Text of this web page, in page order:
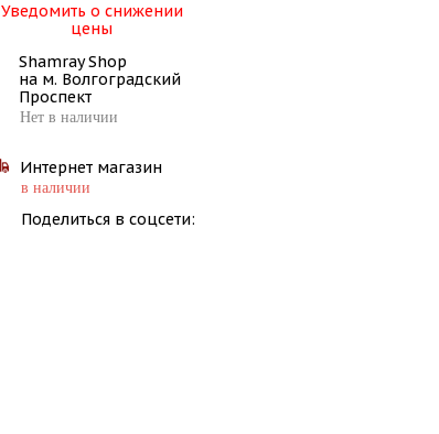
Уведомить о снижении
цены
Shamray Shop
на м. Волгоградский
Проспект
Нет в наличии
Интернет магазин
в наличии
Поделиться в соцсети: